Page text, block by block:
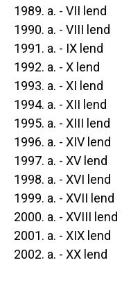
1989. a. - VII lend
1990. a. - VIII lend
1991. a. - IX lend
1992. a. - X lend
1993. a. - XI lend
1994. a. - XII lend
1995. a. - XIII lend
1996. a. - XIV lend
1997. a. - XV lend
1998. a. - XVI lend
1999. a. - XVII lend
2000. a. - XVIII lend
2001. a. - XIX lend
2002. a. - XX lend